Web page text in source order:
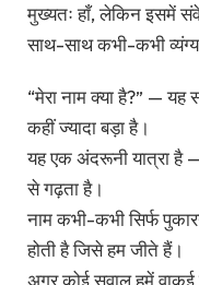
मुख्यतः हाँ, लेकिन इसमें
साथ-साथ कभी-कभी
“मेरा नाम क्या है?” —
कहीं ज्यादा बड़ा है।
यह एक अंदरूनी यात्रा है
से गढ़ता है।
नाम कभी-कभी सिर्फ
होती है जिसे हम जीते हैं।
अगर कोई सवाल हमें वाकई